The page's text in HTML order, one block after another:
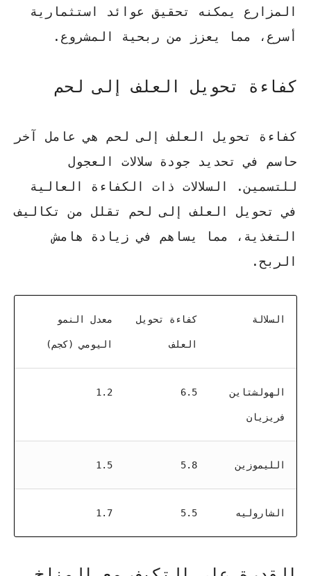
المزارع يمكنه تحقيق عوائد استثمارية
أسرع، مما يعزز من ربحية المشروع.
كفاءة تحويل العلف إلى لحم
كفاءة تحويل العلف إلى لحم هي عامل آخر
حاسم في تحديد جودة سلالات العجول
للتسمين.
السلالات ذات الكفاءة العالية
في تحويل العلف إلى لحم تقلل من تكاليف
التغذية، مما يساهم في زيادة هامش
الربح.
السلالة كفاءة تحويل
العلف
معدل النمو
اليومي (كجم)
الهولشتاين
فريزيان
6.5
1.2
الليموزين 5.8
1.5
الشاروليه 5.5
1.7